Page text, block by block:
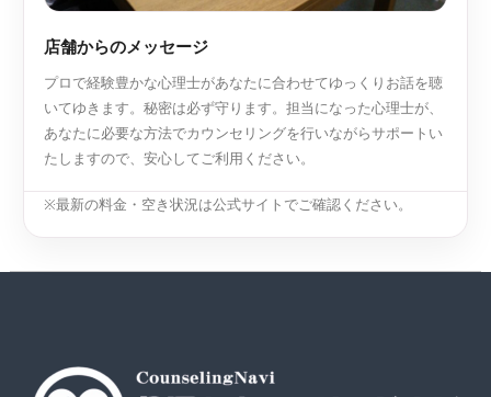
店舗からのメッセージ
プロで経験豊かな心理士があなたに合わせてゆっくりお話を聴
いてゆきます。秘密は必ず守ります。担当になった心理士が、
あなたに必要な方法でカウンセリングを行いながらサポートい
たしますので、安心してご利用ください。
※最新の料金・空き状況は公式サイトでご確認ください。